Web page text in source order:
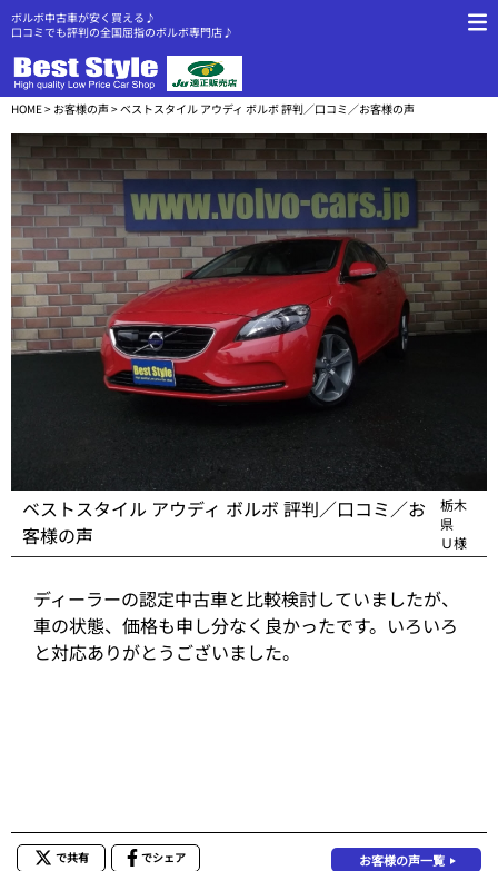
ボルボ中古車が安く買える♪
口コミでも評判の全国屈指のボルボ専門店♪
HOME> お客様の声> ベストスタイル アウディ ボルボ 評判／口コミ／お客様の声
ベストスタイル アウディ ボルボ 評判／口コミ／お
客様の声
栃木
県
Ｕ様
ディーラーの認定中古車と比較検討していましたが、
車の状態、価格も申し分なく良かったです。いろいろ
と対応ありがとうございました。
で共有 でシェア お客様の声一覧